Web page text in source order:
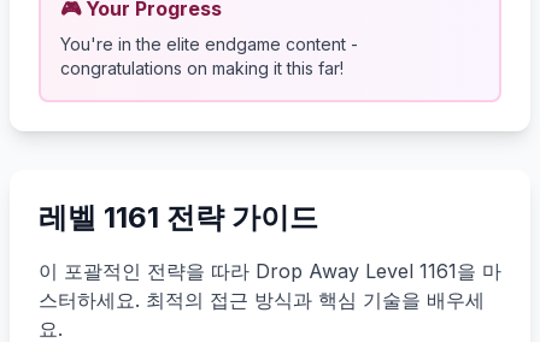
🎮 Your Progress
You're in the elite endgame content -
congratulations on making it this far!
레벨 1161 전략 가이드
이 포괄적인 전략을 따라 Drop Away Level 1161을 마
스터하세요. 최적의 접근 방식과 핵심 기술을 배우세
요.